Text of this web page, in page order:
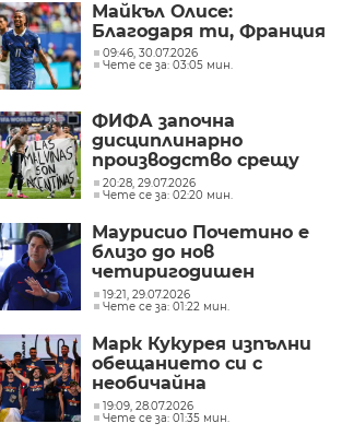
Майкъл Олисе:
Благодаря ти, Франция
09:46, 30.07.2026
Чете се за: 03:05 мин.
ФИФА започна
дисциплинарно
производство срещу
Аржентина заради
политическо послание
2026
20:28, 29.07.2026
Чете се за: 02:20 мин.
Маурисио Почетино е
близо до нов
четиригодишен
договор със САЩ
19:21, 29.07.2026
Чете се за: 01:22 мин.
Марк Кукурея изпълни
обещанието си с
необичайна
татуировка (СНИМКА)
19:09, 28.07.2026
Чете се за: 01:35 мин.